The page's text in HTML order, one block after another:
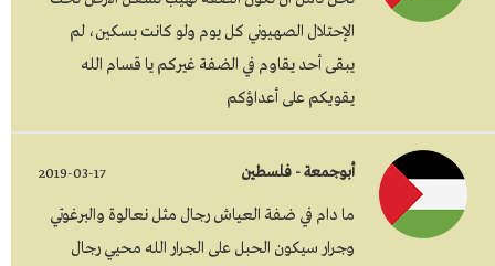
الإحتلال الصهيوني كل يوم ولو كانت بسكين، لم
يبقى أحد يقاوم في الضفة غيركم يا قسام الله
يقويكم على أعداؤكم
أبوجمعة - فلسطين 2019-03-17
ما دام في ضفة العياش رجال مثل نعالوة والبرغوتي
وجرار سيكون الحبل على الجرار الله محيي رجال